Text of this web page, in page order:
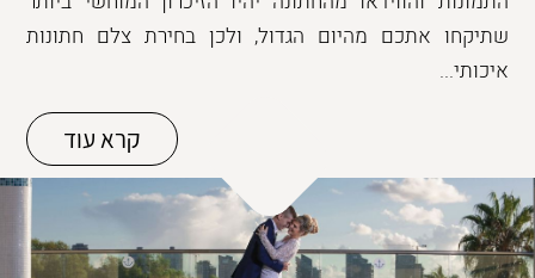
שתיקחו אתכם מהיום הגדול, ולכן בחירת צלם חתונות
איכותי...
קרא עוד